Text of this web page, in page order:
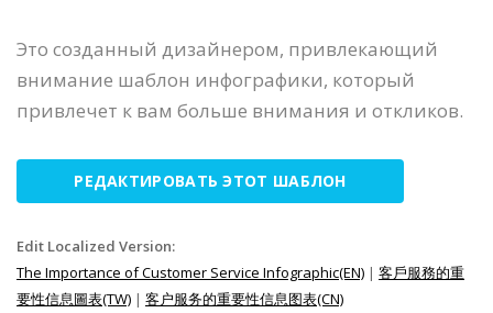
Это созданный дизайнером, привлекающий
внимание шаблон инфографики, который
привлечет к вам больше внимания и откликов.
РЕДАКТИРОВАТЬ ЭТОТ ШАБЛОН
Edit Localized Version:
The Importance of Customer Service Infographic(EN) | 客戶服務的重
要性信息圖表(TW) | 客户服务的重要性信息图表(CN)